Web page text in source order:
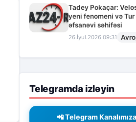
Tadey Pokaçar:
yeni fenomeni və Tur
əfsanəvi səhifəsi
26.İyul.2026 09:31
Telegramda izləyin
📲 Telegram